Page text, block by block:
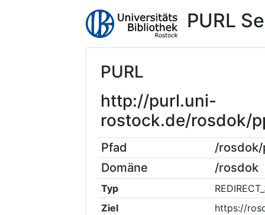
PURL
PURL
http://purl.uni-
rostock.de/rosdok/
Pfad
/rosdok/
Domäne
/rosdok
Typ
Ziel
https://